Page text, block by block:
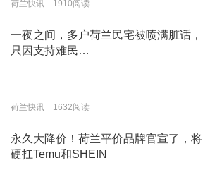
荷兰快讯 1910阅读
一夜之间，多户荷兰民宅被喷满脏话，
只因支持难民…
荷兰快讯 1632阅读
永久大降价！荷兰平价品牌官宣了，将
硬扛Temu和SHEIN